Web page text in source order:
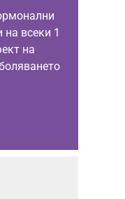
на всеки 1
на